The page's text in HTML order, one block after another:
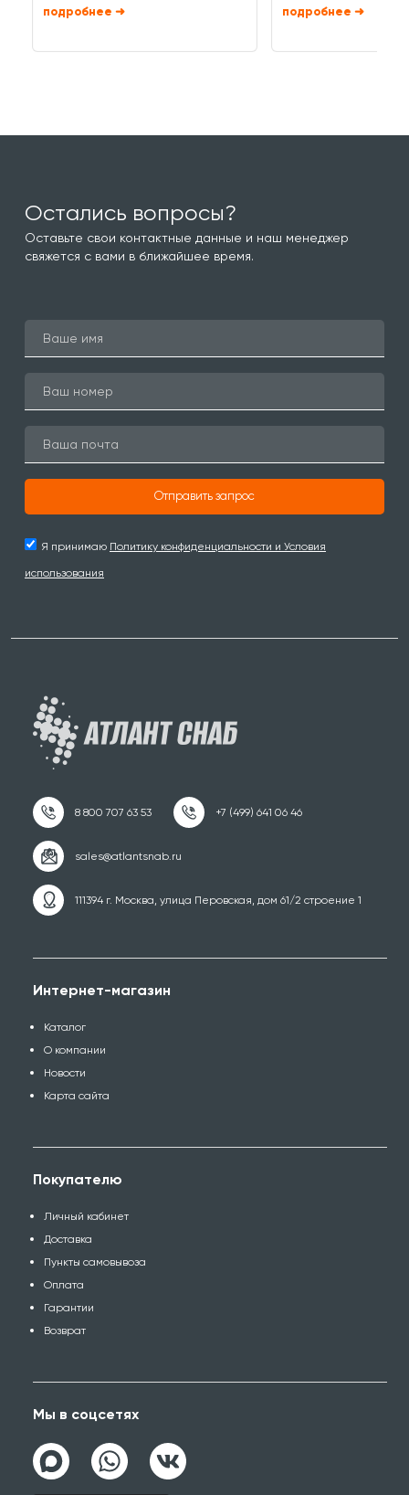
➜
➜
Остались вопросы?
Оставьте свои контактные данные и наш менеджер
свяжется с вами в ближайшее время.
Отправить запрос
Я принимаю Политику конфиденциальности и Условия
использования
111394 г. Москва, улица Перовская, дом 61/2 строение 1
Интернет-магазин
Каталог
О компании
Новости
Карта сайта
Покупателю
Личный кабинет
Доставка
Пункты самовывоза
Оплата
Гарантии
Возврат
Мы в соцсетях